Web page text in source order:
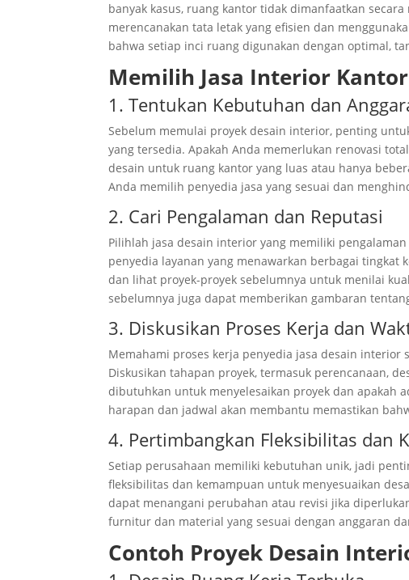
banyak kasus, ruang kantor tidak dimanfaatkan
merencanakan tata letak yang efisien dan
bahwa setiap inci ruang digunakan dengan optimal,
Memilih Jasa Interior
1. Tentukan Kebutuhan dan
Sebelum memulai proyek desain interior, penting
yang tersedia. Apakah Anda memerlukan renovasi
desain untuk ruang kantor yang luas atau hanya
Anda memilih penyedia jasa yang sesuai dan
2. Cari Pengalaman dan Reputasi
Pilihlah jasa desain interior yang memiliki
penyedia layanan yang menawarkan berbagai tingkat
dan lihat proyek-proyek sebelumnya untuk menilai
sebelumnya juga dapat memberikan gambaran
3. Diskusikan Proses Kerja dan
Memahami proses kerja penyedia jasa desain
Diskusikan tahapan proyek, termasuk perencanaan,
dibutuhkan untuk menyelesaikan proyek dan apakah
harapan dan jadwal akan membantu memastikan
4. Pertimbangkan Fleksibilitas dan
Setiap perusahaan memiliki kebutuhan unik, jadi
fleksibilitas dan kemampuan untuk menyesuaikan
dapat menangani perubahan atau revisi jika
furnitur dan material yang sesuai dengan anggaran
Contoh Proyek Desain